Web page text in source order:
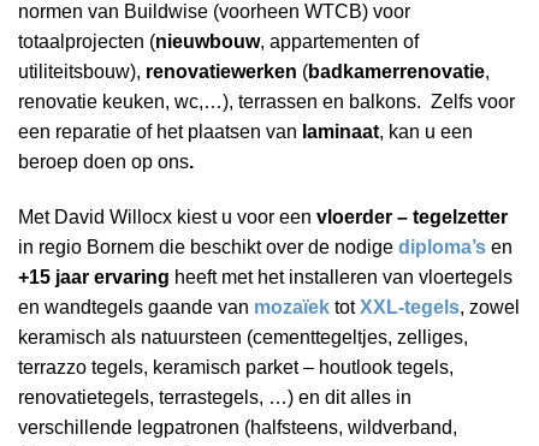
normen van Buildwise (voorheen WTCB) voor
totaalprojecten (nieuwbouw, appartementen of
utiliteitsbouw), renovatiewerken (badkamerrenovatie,
renovatie keuken, wc,…), terrassen en balkons. Zelfs voor
een reparatie of het plaatsen van laminaat, kan u een
beroep doen op ons.
Met David Willocx kiest u voor een vloerder – tegelzetter
in regio Bornem die beschikt over de nodige diploma’s en
+15 jaar ervaring heeft met het installeren van vloertegels
en wandtegels gaande van mozaïek totXXL-tegels, zowel
keramisch als natuursteen (cementtegeltjes, zelliges,
terrazzo tegels, keramisch parket – houtlook tegels,
renovatietegels, terrastegels, …) en dit alles in
verschillende legpatronen (halfsteens, wildverband,